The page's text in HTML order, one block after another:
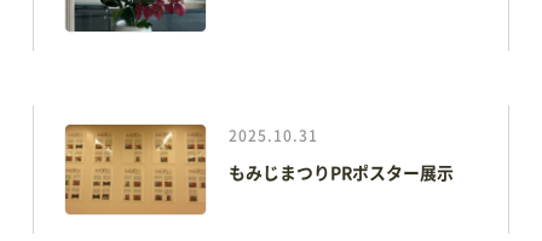
2025.10.31
もみじまつりPRポスター展示
電子ブック